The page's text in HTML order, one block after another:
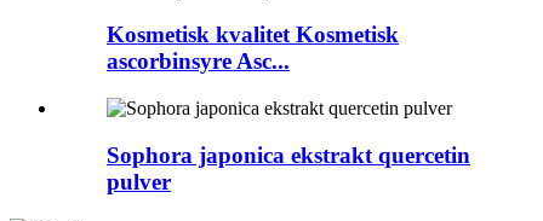
Kosmetisk kvalitet Kosmetisk
ascorbinsyre Asc...
Sophora japonica ekstrakt quercetin
pulver